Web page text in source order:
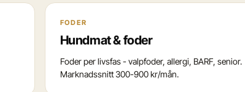
FODER
Hundmat & foder
Foder per livsfas - valpfoder, allergi, BARF, senior.
Marknadssnitt 300-900 kr/mån.